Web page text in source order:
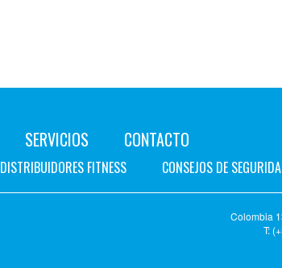
SERVICIOS CONTACTO
DISTRIBUIDORES FITNESS CONSEJOS DE
Colombia
T: